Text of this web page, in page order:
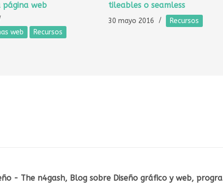
página web
web
Recursos
tileables o seamless
30 mayo 2016 Recursos
- The n4gash, Blog sobre Diseño gráfico y web,